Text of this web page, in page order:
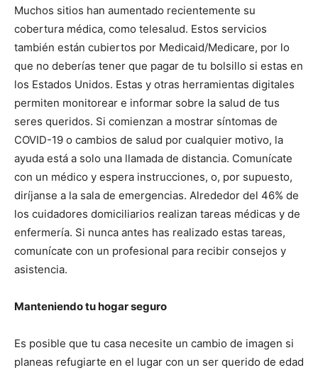
Muchos sitios han aumentado recientemente su
cobertura médica, como telesalud. Estos servicios
también están cubiertos por Medicaid/Medicare, por lo
que no deberías tener que pagar de tu bolsillo si estas en
los Estados Unidos. Estas y otras herramientas digitales
permiten monitorear e informar sobre la salud de tus
seres queridos. Si comienzan a mostrar síntomas de
COVID-19 o cambios de salud por cualquier motivo, la
ayuda está a solo una llamada de distancia. Comunícate
con un médico y espera instrucciones, o, por supuesto,
diríjanse a la sala de emergencias. Alrededor del 46% de
los cuidadores domiciliarios realizan tareas médicas y de
enfermería. Si nunca antes has realizado estas tareas,
comunícate con un profesional para recibir consejos y
asistencia.
Manteniendo tu hogar seguro
Es posible que tu casa necesite un cambio de imagen si
planeas refugiarte en el lugar con un ser querido de edad